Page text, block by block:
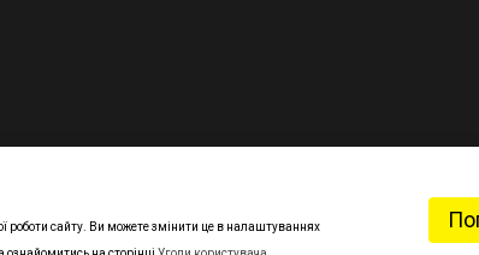
роботи сайту. Ви можете змінити це в налаштуваннях